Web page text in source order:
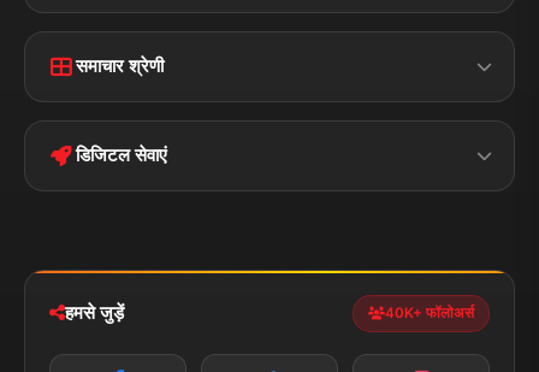
Disclaimer
Terms &
Privacy Policy
समाचार श्रेणी
पॉलिटिकल झारखण्ड
डिजिटल सेवाएं
न्यूज़ अलर्ट
हमसे जुड़ें 40K+ फॉलोअर्स